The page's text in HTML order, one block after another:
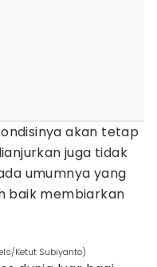
akan tetap
juga tidak
umumnya yang
baik membiarkan
Ketut Subiyanto)